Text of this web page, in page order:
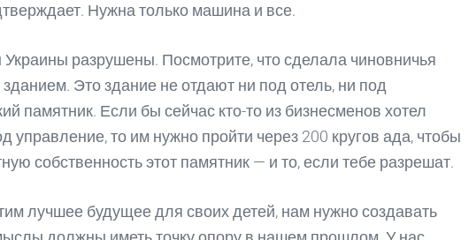
Нужна только машина и все.
разрушены. Посмотрите, что сделала чиновничья
Это здание не отдают ни под отель, ни под
памятник. Если бы сейчас кто-то из бизнесменов хотел
управление, то им нужно пройти через 200 кругов ада, чтобы
собственность этот памятник — и то, если тебе разрешат.
лучшее будущее для своих детей, нам нужно создавать